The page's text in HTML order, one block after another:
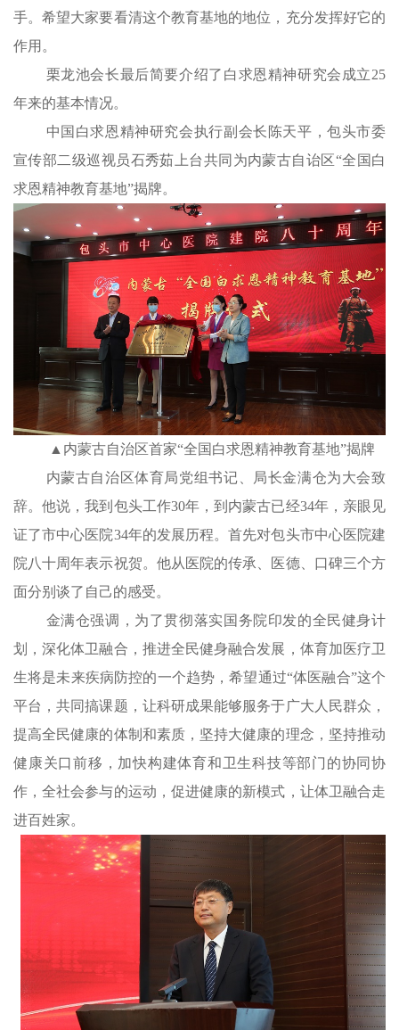
手。希望大家要看清这个教育基地的地位，充分发挥好它的
作用。
栗龙池会长最后简要介绍了白求恩精神研究会成立25
年来的基本情况。
中 国白求恩精神研究会执行副会长陈天平，包头市委
宣传部二级巡视员石秀茹上台共同为内蒙古自诒区“全国白
求恩精神教育基地”揭牌。
▲内蒙古自治区首家“全国白求恩精神教育基地”揭牌
内蒙古自治区体育局党组书记、局长金满仓为大会致
辞。他说，我到包头工作30年，到内蒙古已经34年，亲眼见
证了市中心医院34年的发展历程。首先对包头市中心医院建
院八十周年表示祝贺。他从医院的传承、医德、口碑三个方
面分别谈了自己的感受。
金满仓强调，为了贯彻落实国务院印发的全民健身计
划，深化体卫融合，推进全民健身融合发展，体育加医疗卫
生将是未来疾病防控的一个趋势，希望通过“体医融合”这个
平台，共同搞课题，让科研成果能够服务于广大人民群众，
提高全民健康的体制和素质，坚持大健康的理念，坚持推动
健康关口前移，加快构建体育和卫生科技等部门的协同协
作，全社会参与的运动，促进健康的新模式，让体卫融合走
进百姓家。